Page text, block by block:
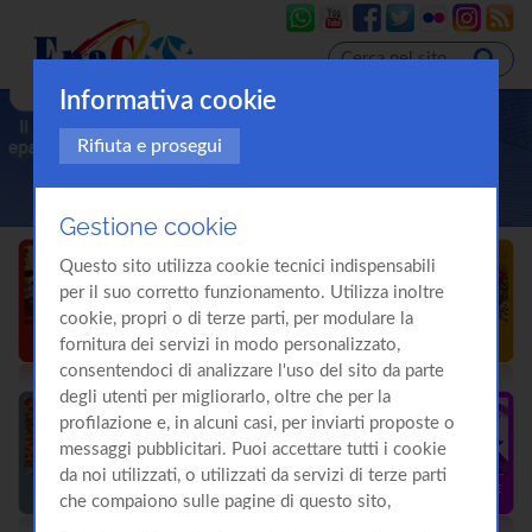
Informativa cookie
Rifiuta e prosegui
Gestione cookie
Questo sito utilizza cookie tecnici indispensabili
per il suo corretto funzionamento. Utilizza inoltre
cookie, propri o di terze parti, per modulare la
fornitura dei servizi in modo personalizzato,
consentendoci di analizzare l'uso del sito da parte
degli utenti per migliorarlo, oltre che per la
profilazione e, in alcuni casi, per inviarti proposte o
messaggi pubblicitari. Puoi accettare tutti i cookie
da noi utilizzati, o utilizzati da servizi di terze parti
che compaiono sulle pagine di questo sito,
premendo il pulsante "Accetta tutti i cookie"